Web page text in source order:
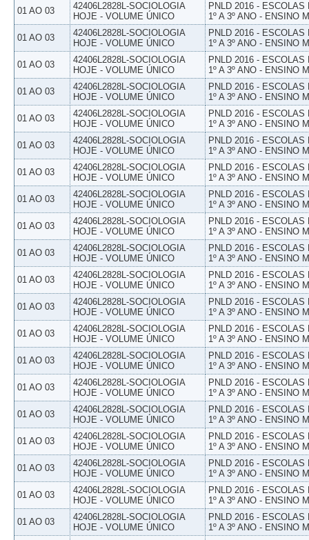
01 AO 03
42406L2828L-SOCIOLOGIA
HOJE - VOLUME ÚNICO
PNLD 2016 -
1º A 3º ANO - ENSINO
01 AO 03
42406L2828L-SOCIOLOGIA
HOJE - VOLUME ÚNICO
PNLD 2016 -
1º A 3º ANO - ENSINO
01 AO 03
42406L2828L-SOCIOLOGIA
HOJE - VOLUME ÚNICO
PNLD 2016 -
1º A 3º ANO - ENSINO
01 AO 03
42406L2828L-SOCIOLOGIA
HOJE - VOLUME ÚNICO
PNLD 2016 -
1º A 3º ANO - ENSINO
01 AO 03
42406L2828L-SOCIOLOGIA
HOJE - VOLUME ÚNICO
PNLD 2016 -
1º A 3º ANO - ENSINO
01 AO 03
42406L2828L-SOCIOLOGIA
HOJE - VOLUME ÚNICO
PNLD 2016 -
1º A 3º ANO - ENSINO
01 AO 03
42406L2828L-SOCIOLOGIA
HOJE - VOLUME ÚNICO
PNLD 2016 -
1º A 3º ANO - ENSINO
01 AO 03
42406L2828L-SOCIOLOGIA
HOJE - VOLUME ÚNICO
PNLD 2016 -
1º A 3º ANO - ENSINO
01 AO 03
42406L2828L-SOCIOLOGIA
HOJE - VOLUME ÚNICO
PNLD 2016 -
1º A 3º ANO - ENSINO
01 AO 03
42406L2828L-SOCIOLOGIA
HOJE - VOLUME ÚNICO
PNLD 2016 -
1º A 3º ANO - ENSINO
01 AO 03
42406L2828L-SOCIOLOGIA
HOJE - VOLUME ÚNICO
PNLD 2016 -
1º A 3º ANO - ENSINO
01 AO 03
42406L2828L-SOCIOLOGIA
HOJE - VOLUME ÚNICO
PNLD 2016 -
1º A 3º ANO - ENSINO
01 AO 03
42406L2828L-SOCIOLOGIA
HOJE - VOLUME ÚNICO
PNLD 2016 -
1º A 3º ANO - ENSINO
01 AO 03
42406L2828L-SOCIOLOGIA
HOJE - VOLUME ÚNICO
PNLD 2016 -
1º A 3º ANO - ENSINO
01 AO 03
42406L2828L-SOCIOLOGIA
HOJE - VOLUME ÚNICO
PNLD 2016 -
1º A 3º ANO - ENSINO
01 AO 03
42406L2828L-SOCIOLOGIA
HOJE - VOLUME ÚNICO
PNLD 2016 -
1º A 3º ANO - ENSINO
01 AO 03
42406L2828L-SOCIOLOGIA
HOJE - VOLUME ÚNICO
PNLD 2016 -
1º A 3º ANO - ENSINO
01 AO 03
42406L2828L-SOCIOLOGIA
HOJE - VOLUME ÚNICO
PNLD 2016 -
1º A 3º ANO - ENSINO
01 AO 03
42406L2828L-SOCIOLOGIA
HOJE - VOLUME ÚNICO
PNLD 2016 -
1º A 3º ANO - ENSINO
01 AO 03
42406L2828L-SOCIOLOGIA
HOJE - VOLUME ÚNICO
PNLD 2016 -
1º A 3º ANO - ENSINO